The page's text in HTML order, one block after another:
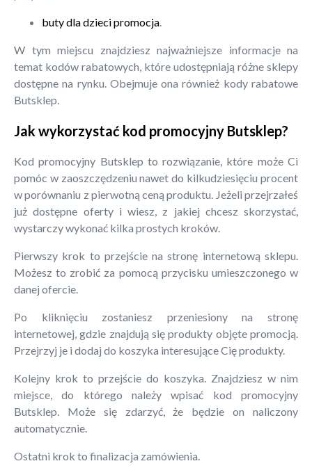
buty dla dzieci promocja.
W tym miejscu znajdziesz najważniejsze informacje na
temat kodów rabatowych, które udostępniają różne sklepy
dostępne na rynku. Obejmuje ona również kody rabatowe
Butsklep.
Jak wykorzystać kod promocyjny Butsklep?
Kod promocyjny Butsklep to rozwiązanie, które może Ci
pomóc w zaoszczędzeniu nawet do kilkudziesięciu procent
w porównaniu z pierwotną ceną produktu. Jeżeli przejrzałeś
już dostępne oferty i wiesz, z jakiej chcesz skorzystać,
wystarczy wykonać kilka prostych kroków.
Pierwszy krok to przejście na stronę internetową sklepu.
Możesz to zrobić za pomocą przycisku umieszczonego w
danej ofercie.
Po kliknięciu zostaniesz przeniesiony na stronę
internetowej, gdzie znajdują się produkty objęte promocją.
Przejrzyj je i dodaj do koszyka interesujące Cię produkty.
Kolejny krok to przejście do koszyka. Znajdziesz w nim
miejsce, do którego należy wpisać kod promocyjny
Butsklep. Może się zdarzyć, że będzie on naliczony
automatycznie.
Ostatni krok to finalizacja zamówienia.